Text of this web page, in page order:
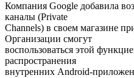
Компания Google добавила
каналы (Private
Channels) в своем магазине
Организации смогут
воспользоваться этой
распространения
внутренних Android-